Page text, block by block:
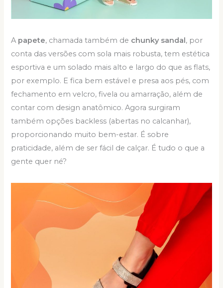
A papete, chamada também de chunky sandal, por
conta das versões com sola mais robusta, tem estética
esportiva e um solado mais alto e largo do que as flats,
por exemplo. E fica bem estável e presa aos pés, com
fechamento em velcro, fivela ou amarração, além de
contar com design anatômico. Agora surgiram
também opções backless (abertas no calcanhar),
proporcionando muito bem-estar. É sobre
praticidade, além de ser fácil de calçar. É tudo o que a
gente quer né?